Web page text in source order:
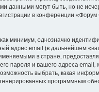
данными могут быть, но не
в конференции
минимум, однозначно
адрес email (в дальнейшем
в стране,
пароля и вашего адреса
выбрать, какая
программным